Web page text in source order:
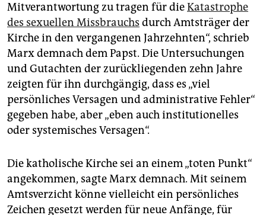
Mitverantwortung zu tragen für dieKatastrophe
des sexuellen Missbrauchs durch Amtsträger der
Kirche in den vergangenen Jahrzehnten“, schrieb
Marx demnach dem Papst. Die Untersuchungen
und Gutachten der zurückliegenden zehn Jahre
zeigten für ihn durchgängig, dass es „viel
persönliches Versagen und administrative Fehler“
gegeben habe, aber „eben auch institutionelles
oder systemisches Versagen“.
Die katholische Kirche sei an einem „toten Punkt“
angekommen, sagte Marx demnach. Mit seinem
Amtsverzicht könne vielleicht ein persönliches
Zeichen gesetzt werden für neue Anfänge, für